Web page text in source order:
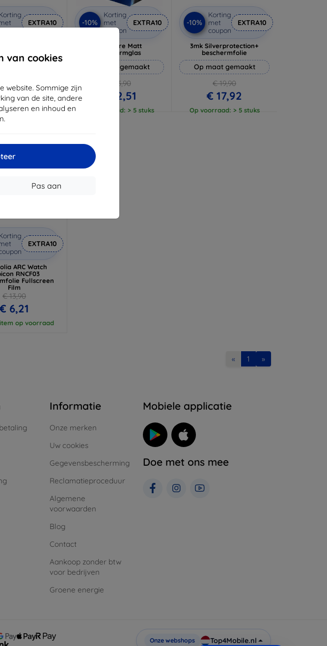
van cookies
website. Sommige zijn
van de site, andere
en inhoud en
Pas aan
EXTRA10
€ 17,90
16,11
> 5 stuks
-10%
Korting
met
coupon
EXTRA10
3mk Pure Matt
beschermglas
Op maat gemaakt
€ 13,90
€ 12,51
Op voorraad: > 5 stuks
-10%
Korting
met
coupon
EXTRA10
3mk Silverprotection+
beschermfolie
Op maat gemaakt
€ 19,90
€ 17,92
Op voorraad: > 5 stuks
EXTRA10
ARC Watch
RNCF03
Fullscreen
Film
€ 13,90
€ 6,21
op voorraad
« 1 »
Informatie
Onze merken
Uw cookies
Gegevensbescherming
Reclamatieproceduur
Algemene
voorwaarden
Blog
Contact
Aankoop zonder btw
voor bedrijven
Groene energie
Mobiele applicatie
Doe met ons mee
Onze webshops Top4Mobile.nl